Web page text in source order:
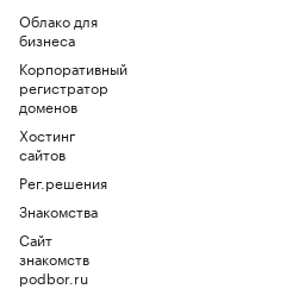
Облако для
бизнеса
Корпоративный
регистратор
доменов
Хостинг
сайтов
Рег.решения
Знакомства
Сайт
знакомств
podbor.ru